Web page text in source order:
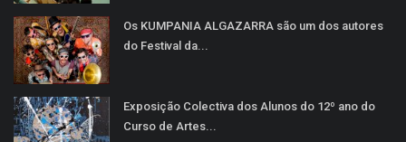
Os KUMPANIA ALGAZARRA são um dos autores
do Festival da...
Exposição Colectiva dos Alunos do 12º ano do
Curso de Artes...